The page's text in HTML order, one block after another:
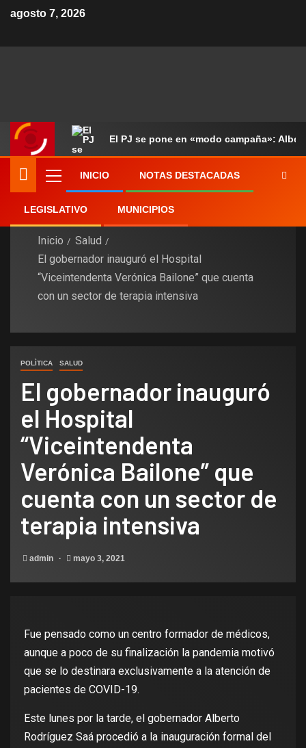
agosto 7, 2026
El PJ se pone en «modo campaña»:
INICIO NOTAS DESTACADAS
LEGISLATIVO MUNICIPIOS
Inicio
Salud
El gobernador inauguró el Hospital
“Viceintendenta Verónica Bailone” que cuenta
con un sector de terapia intensiva
POLÌTICA SALUD
El gobernador inauguró
el Hospital
“Viceintendenta
Verónica Bailone” que
cuenta con un sector de
terapia intensiva
admin mayo 3, 2021
Fue pensado como un centro formador de médicos,
aunque a poco de su finalización la pandemia motivó
que se lo destinara exclusivamente a la atención de
pacientes de COVID-19.
Este lunes por la tarde, el gobernador Alberto
Rodríguez Saá procedió a la inauguración formal del